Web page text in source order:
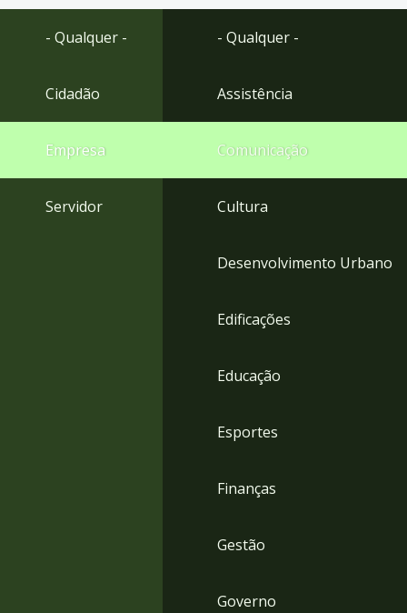
Ir
- Qualquer -
Cidadão
Empresa
Servidor
- Qualquer -
Assistência
Comunicação
Cultura
Desenvolvimento Urbano
Edificações
Educação
Esportes
Finanças
Gestão
Governo